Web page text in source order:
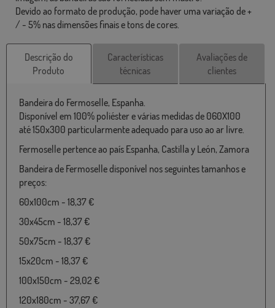
Devido ao formato de produção, pode haver uma variação de +
/ - 5% nas dimensões finais e tons de cores.
Descrição do
Produto
Características
técnicas
Avaliações de
clientes
Bandeira do Fermoselle, Espanha.
Disponível em 100% poliéster e várias medidas de 060X100
até 150x300 particularmente adequado para uso ao ar livre.
Fermoselle pertence ao país Espanha, Castilla y León, Zamora
Bandeira de Fermoselle disponível nos seguintes tamanhos e
preços:
60x100cm - 18,37 €
30x45cm - 18,37 €
50x75cm - 18,37 €
15x20cm - 18,37 €
100x150cm - 29,02 €
120x180cm - 37,67 €